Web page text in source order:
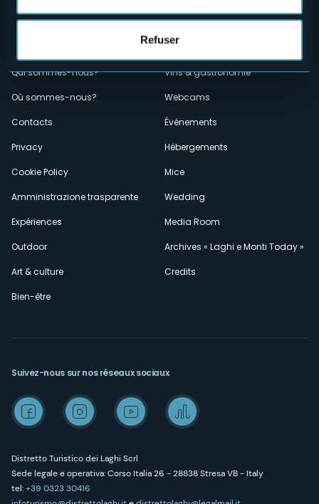
Refuser
Menù
secondario
Qui sommes-nous?
Où sommes-nous?
Contacts
Privacy
Cookie Policy
Amministrazione trasparente
Expériences
Outdoor
Art & culture
Bien-être
Vins & gastronomie
Webcams
Événements
Hébergements
Mice
Wedding
Media Room
Archives « Laghi e Monti Today »
Credits
Distretto Turistico dei Laghi Scrl
Sede legale e operativa: Corso Italia 26 - 28838 Stresa VB - Italy
tel:+39 0323 30416
Suivez-nous sur nos réseaux sociaux